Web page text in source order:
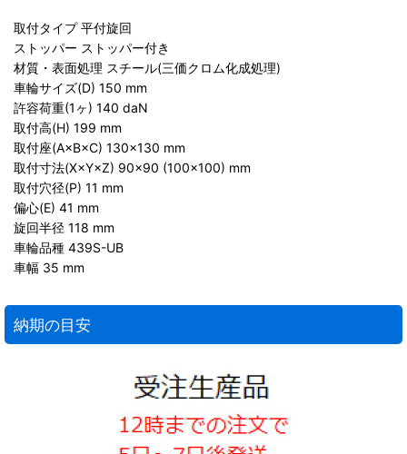
取付タイプ 平付旋回
ストッパー ストッパー付き
材質・表面処理 スチール(三価クロム化成処理)
車輪サイズ(D) 150 mm
許容荷重(1ヶ) 140 daN
取付高(H) 199 mm
取付座(A×B×C) 130×130 mm
取付寸法(X×Y×Z) 90×90 (100×100) mm
取付穴径(P) 11 mm
偏心(E) 41 mm
旋回半径 118 mm
車輪品種 439S-UB
車幅 35 mm
納期の目安